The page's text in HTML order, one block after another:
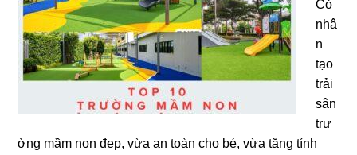
Cỏ
nhâ
n
tạo
trải
sân
trư
ờng mầm non đẹp, vừa an toàn cho bé, vừa tăng tính